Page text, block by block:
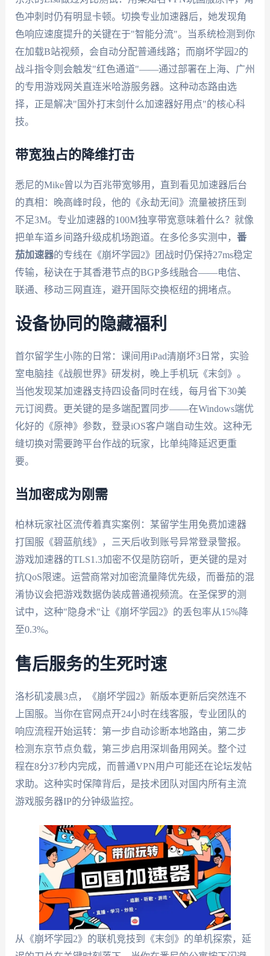
色冲刺时仍有明显卡顿。切换专业加速器后，她发现角
色响应速度提升的关键在于"智能分流"。当系统检测到你
在加载B站视频，会自动分配普通线路；而崩坏学园2的
战斗指令则会触发"红色通道"——通过部署在上海、广州
的专用游戏网关直连米哈游服务器。这种动态路由选
择，正是解决"国外打末剑什么加速器好用点"的核心科
技。
带宽独占的降维打击
悉尼的Mike曾以为百兆带宽够用，直到看见加速器后台
的真相：晚高峰时段，他的《永劫无间》流量被挤压到
不足3M。专业加速器的100M独享带宽意味着什么？就像
把单车道乡间路升级成机场跑道。在多伦多实测中， 番
茄加速器的专线在《崩坏学园2》团战时仍保持27ms稳定
传输，秘诀在于其香港节点的BGP多线融合——电信、
联通、移动三网直连，避开国际交换枢纽的拥堵点。
设备协同的隐藏福利
首尔留学生小陈的日常：课间用iPad清崩坏3日常，实验
室电脑挂《战舰世界》研发树，晚上手机玩《末剑》。
当他发现某加速器支持四设备同时在线，每月省下30美
元订阅费。更关键的是多端配置同步——在Windows端优
化好的《原神》参数，登录iOS客户端自动生效。这种无
缝切换对需要跨平台作战的玩家，比单纯降延迟更重
要。
当加密成为刚需
柏林玩家社区流传着真实案例：某留学生用免费加速器
打国服《碧蓝航线》，三天后收到账号异常登录警报。
游戏加速器的TLS1.3加密不仅是防窃听，更关键的是对
抗QoS限速。运营商常对加密流量降优先级，而番茄的混
淆协议会把游戏数据伪装成普通视频流。在圣保罗的测
试中，这种"隐身术"让《崩坏学园2》的丢包率从15%降
至0.3%。
售后服务的生死时速
洛杉矶凌晨3点，《崩坏学园2》新版本更新后突然连不
上国服。当你在官网点开24小时在线客服，专业团队的
响应流程开始运转：第一步自动诊断本地路由，第二步
检测东京节点负载，第三步启用深圳备用网关。整个过
程在8分37秒内完成，而普通VPN用户可能还在论坛发帖
求助。这种实时保障背后，是技术团队对国内所有主流
游戏服务器IP的分钟级监控。
从《崩坏学园2》的联机竞技到《末剑》的单机探索，延